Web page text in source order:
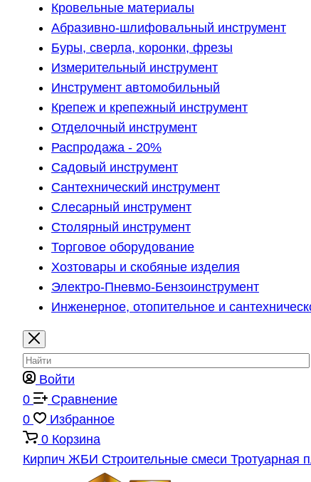
Кровельные материалы
Абразивно-шлифовальный инструмент
Буры, сверла, коронки, фрезы
Измерительный инструмент
Инструмент автомобильный
Крепеж и крепежный инструмент
Отделочный инструмент
Распродажа - 20%
Садовый инструмент
Сантехнический инструмент
Слесарный инструмент
Столярный инструмент
Торговое оборудование
Хозтовары и скобяные изделия
Электро-Пневмо-Бензоинструмент
Инженерное, отопительное и
Войти
0
Сравнение
0
Избранное
0 Корзина
Кирпич ЖБИ Строительные смеси Тротуарная